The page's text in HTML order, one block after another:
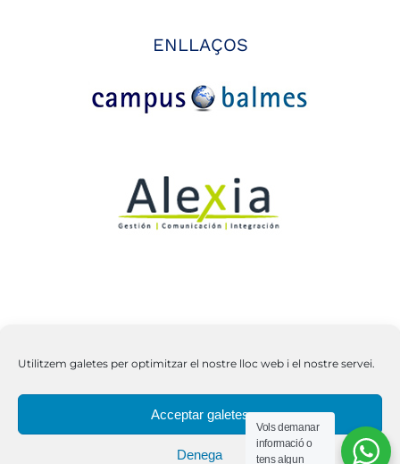
Utilitzem galetes per optimitzar el nostre lloc web i el nostre servei.
Acceptar galetes
Denega
ENLLAÇOS
Copyright 2026 | Tots els drets reservats | C.E.
Jaume Balmes |Avís Legal|Política de qualitat
Vols demanar
informació o
tens algun